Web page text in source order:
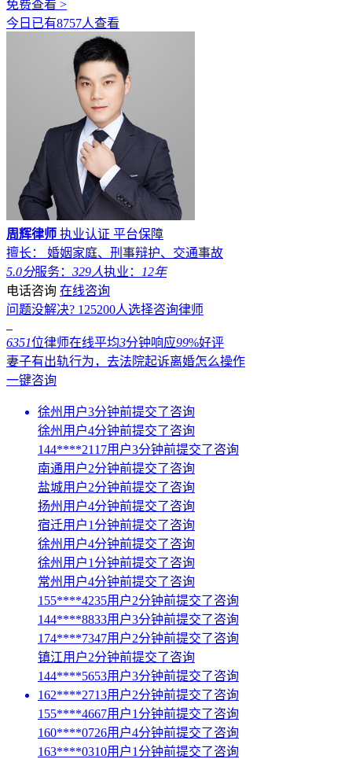
免费查看 >
今日已有8757人查看
周辉律师 执业认证 平台保障
擅长： 婚姻家庭、刑事辩护、交通事故
5.0分服务： 329人执业：
12年
电话咨询 在线咨询
问题没解决? 125200人选择咨询律师
6351位律师在线平均3分钟响应99%好评
妻子有出轨行为，去法院起诉离婚怎么操作
一键咨询
徐州用户3分钟前提交了咨询
徐州用户4分钟前提交了咨询
144****2117用户3分钟前提交了咨询
南通用户2分钟前提交了咨询
盐城用户2分钟前提交了咨询
扬州用户4分钟前提交了咨询
宿迁用户1分钟前提交了咨询
徐州用户4分钟前提交了咨询
徐州用户1分钟前提交了咨询
常州用户4分钟前提交了咨询
155****4235用户2分钟前提交了咨询
144****8833用户3分钟前提交了咨询
174****7347用户2分钟前提交了咨询
镇江用户2分钟前提交了咨询
144****5653用户3分钟前提交了咨询
162****2713用户2分钟前提交了咨询
155****4667用户1分钟前提交了咨询
160****0726用户4分钟前提交了咨询
163****0310用户1分钟前提交了咨询